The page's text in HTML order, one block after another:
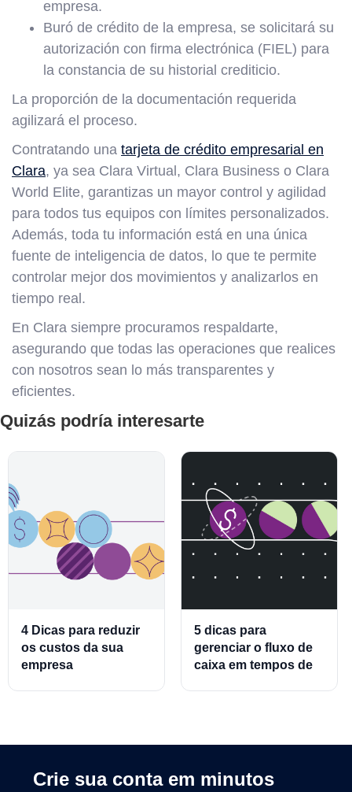
empresa.
Buró de crédito de la empresa, se solicitará su
autorización con firma electrónica (FIEL) para
la constancia de su historial crediticio.
La proporción de la documentación requerida
agilizará el proceso.
Contratando una tarjeta de crédito empresarial en
Clara, ya sea Clara Virtual, Clara Business o Clara
World Elite, garantizas un mayor control y agilidad
para todos tus equipos con límites personalizados.
Además, toda tu información está en una única
fuente de inteligencia de datos, lo que te permite
controlar mejor dos movimientos y analizarlos en
tiempo real.
En Clara siempre procuramos respaldarte,
asegurando que todas las operaciones que realices
con nosotros sean lo más transparentes y
eficientes.
Quizás podría interesarte
4 Dicas para reduzir
os custos da sua
empresa
5 dicas para
gerenciar o fluxo de
caixa em tempos de
Crie sua conta em minutos